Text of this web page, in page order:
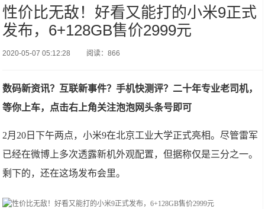
性价比无敌！好看又能打的小米9正式
发布，6+128GB售价2999元
2020-05-07 05:12:28 阅读：866
数码新资讯？互联新事件？手机快测评？二十年专业老司机，
等你上车，点击右上角关注泡泡网头条号即可
2月20日下午两点，小米9在北京工业大学正式亮相。尽管雷军
已经在微博上多次透露新机外观配置，但据称仅是三分之一。
剩下的，还在这场发布会里。